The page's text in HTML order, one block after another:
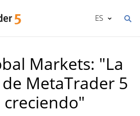
ES
Markets: "La
MetaTrader 5
creciendo"